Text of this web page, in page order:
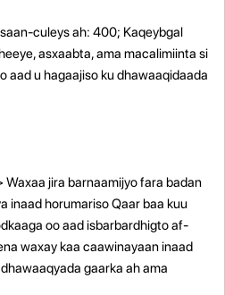
culeys ah: 400; Kaqeybgal
asxaabta, ama macalimiinta si
aad u hagaajiso ku dhawaaqidaada
jira barnaamijyo fara badan
inaad horumariso Qaar baa kuu
oo aad isbarbardhigto af-
waxay kaa caawinayaan inaad
gaarka ah ama